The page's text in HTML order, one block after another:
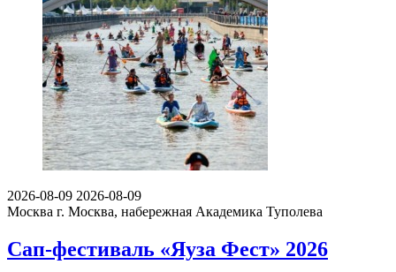
2026-08-09 2026-08-09
Москва г. Москва, набережная Академика Туполева
Сап-фестиваль «Яуза Фест» 2026